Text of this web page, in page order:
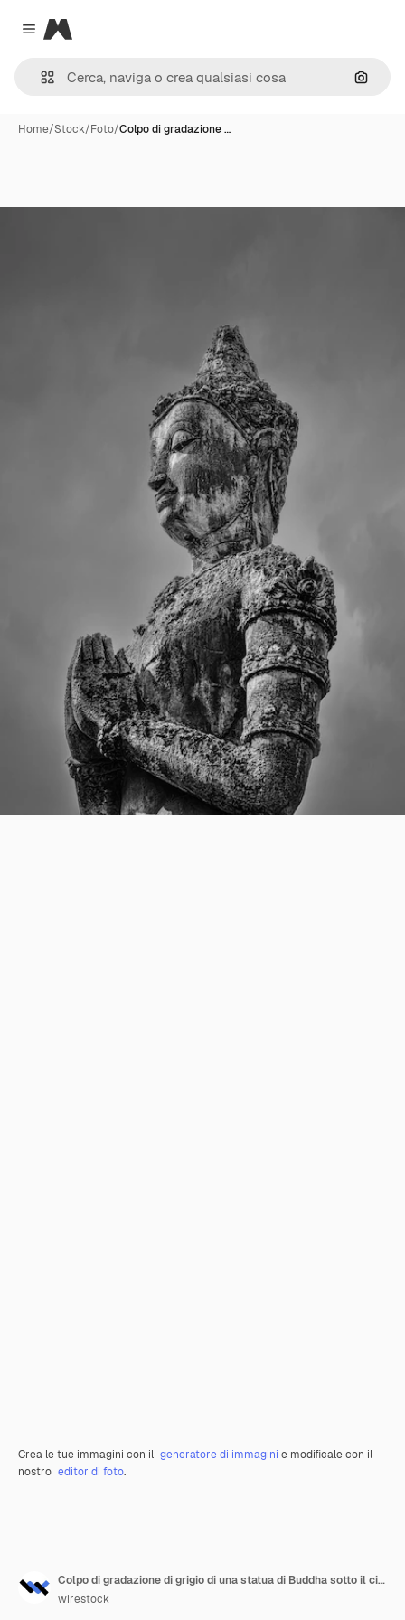
Close menu
Magnific
Cerca
Home/Stock/Foto/Colpo di gradazione …
Crea le tue immagini con il generatore di immagini e modificale con il
nostro editor di foto.
Colpo di gradazione di grigio di una statua di Buddha sotto il cielo scuro
wirestock